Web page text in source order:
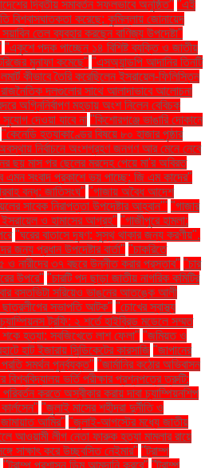
দ্বিতীয় সমাবর্তন সফলভাবে অনুষ্ঠিত" "এই
বিশ্বাসঘাতকতা করেছে: কুমিল্লায় জোনায়েদ
তেল ব্যবহার করছেন বাণিজ্য উপদেষ্টা"
"একুশে পদক পাচ্ছেন ১৪ বিশিষ্ট ব্যক্তি ও জাতীয়
মুনাফা কমেছে" "এসঅ্যান্ডপি আদানির তিনটি
কীভাবে তৈরি করেছিলেন ইসরায়েল-ফিলিস্তিন
দলগুলোর সাথে আলাদাভাবে আলোচনা
অগ্নিনির্বাপণ মহড়ায় অংশ নিলেন বেবিচক
দেওয়া যাবে না "কিশোরগঞ্জে ভাঙারি দোকানে
"কেনেডি হত্যাকাণ্ডের বিষয়ে ৮০ হাজার পৃষ্ঠার
নির্বাচনে অংশগ্রহণ জনগণ আর মেনে নেবে
ছয় মাস পর ছেলের মরদেহ পেয়ে মা'র অবিরত
এমন সংবাদ প্রকাশে ভয় পাচ্ছে: জি এম কাদের"
বন্ধ: জাতিসংঘ" "গাজায় অবৈধ আদেশ
সাবেক নিরাপত্তা উপদেষ্টার আহ্বান"' "গাজার
ও হামাসের আগ্রহ" "গাজীপুরে হামলা:
"ঘরের বাতাসে দূষণ: সুস্থ থাকার জন্য করণীয়".
জন্য প্রধান উপদেষ্টার বার্তা" "চাকরিতে
নারীদের ৩৭ বছরে উন্নীত করার প্রস্তাব" "চার
উপরে" "চারটি পদ ছাড়া জাতীয় নাগরিক কমিটির
বসতভিটা সরিয়েও ভাঙনের আতঙ্কে আলী
ছাত্রলীগের সভাপতি আটক" "চোখের স্বাস্থ্য
ট্রফি: ২ শর্তে হাইব্রিড মডেলে সম্মত
হত্যা: সবজিখেতে লাশ ফেলা" "জমিয়ত ও
হাট ইজারায় সিন্ডিকেটের কারসাজি "জাপানের
প্রতি সমর্থন পুনর্ব্যক্ত" "জার্মানির কঠোর অভিবাসন
বিশ্ববিদ্যালয় ভর্তি পরীক্ষার প্রশ্নপত্রে ত্রুটি:
করতে অস্বীকার করায় দাবা চ্যাম্পিয়নশিপ
"জুলাই মাসের শহীদরা দুর্নীতি ও
আমির" "জুলাই-আগস্টের মধ্যে জাতীয়
আওয়ামী লীগ নেতা ফারুক হত্যা মামলার রায়ে
সাক্ষাৎ করে উচ্ছ্বসিত নেইমার" "ট্রাম্প
"ট্রাম্প প্রশাসন ডিম আমদানি করবে" "ট্রাম্প